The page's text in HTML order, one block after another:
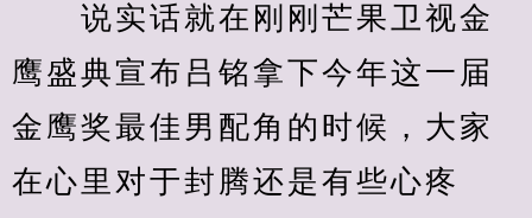
说实话就在刚刚芒果卫视金
鹰盛典宣布吕铭拿下今年这一届
金鹰奖最佳男配角的时候，大家
在心里对于封腾还是有些心疼